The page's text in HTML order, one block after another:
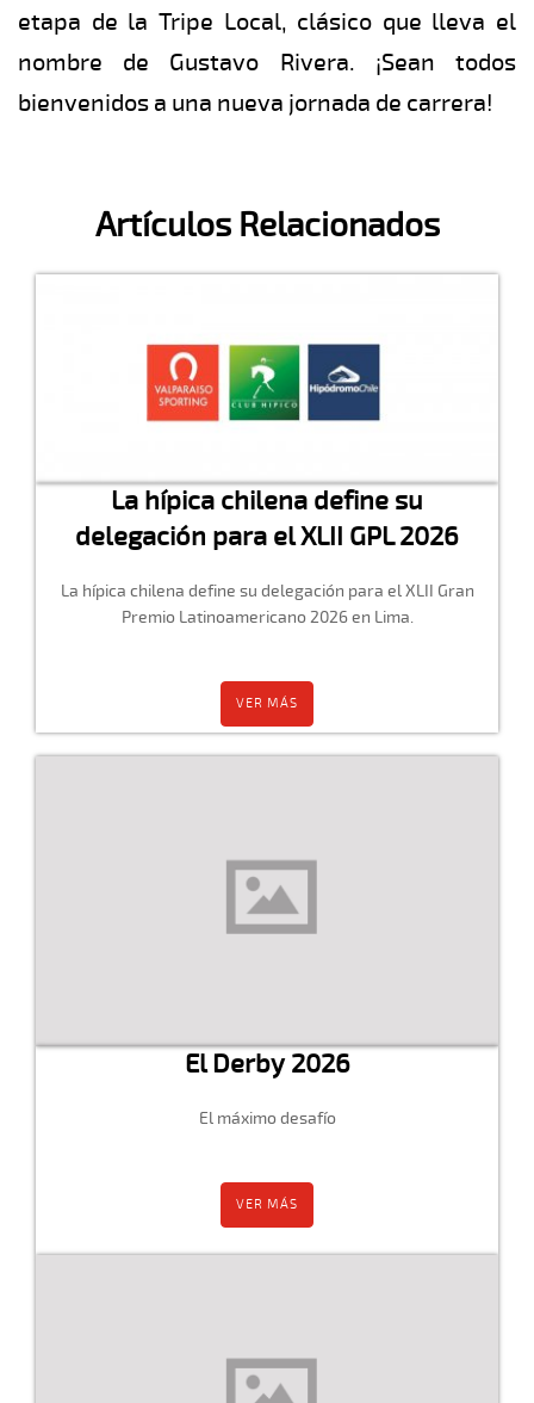
etapa de la Tripe Local, clásico que lleva el
nombre de Gustavo Rivera. ¡Sean todos
bienvenidos a una nueva jornada de carrera!
Artículos Relacionados
La hípica chilena define su
delegación para el XLII GPL 2026
La hípica chilena define su delegación para el XLII Gran
Premio Latinoamericano 2026 en Lima.
VER MÁS
El Derby 2026
El máximo desafío
VER MÁS